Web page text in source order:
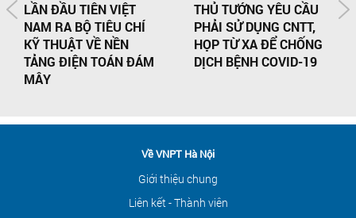
LẦN ĐẦU TIÊN VIỆT
NAM RA BỘ TIÊU CHÍ
KỸ THUẬT VỀ NỀN
TẢNG ĐIỆN TOÁN ĐÁM
MÂY
THỦ TƯỚNG YÊU CẦU
PHẢI SỬ DỤNG CNTT,
HỌP TỪ XA ĐỂ CHỐNG
DỊCH BỆNH COVID-19
Về VNPT Hà Nội
Giới thiệu chung
Liên kết - Thành viên